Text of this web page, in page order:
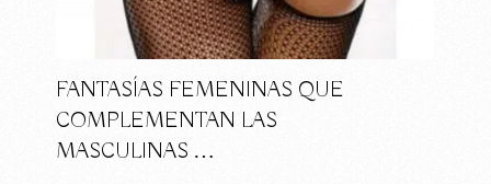
FANTASÍAS FEMENINAS QUE
COMPLEMENTAN LAS
MASCULINAS …